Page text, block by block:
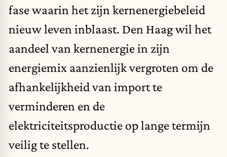
fase waarin het zijn kernenergiebeleid
nieuw leven inblaast. Den Haag wil het
aandeel van kernenergie in zijn
energiemix aanzienlijk vergroten om de
afhankelijkheid van import te
verminderen en de
elektriciteitsproductie op lange termijn
veilig te stellen.